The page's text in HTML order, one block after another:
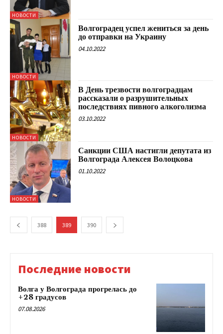
НОВОСТИ
НОВОСТИ
Волгоградец успел жениться за день
до отправки на Украину
04.10.2022
НОВОСТИ
В День трезвости волгоградцам
рассказали о разрушительных
последствиях пивного алкоголизма
03.10.2022
НОВОСТИ
Санкции США настигли депутата из
Волгограда Алексея Волоцкова
01.10.2022
388 389 390
Последние новости
Волга у Волгограда прогрелась до
+28 градусов
07.08.2026